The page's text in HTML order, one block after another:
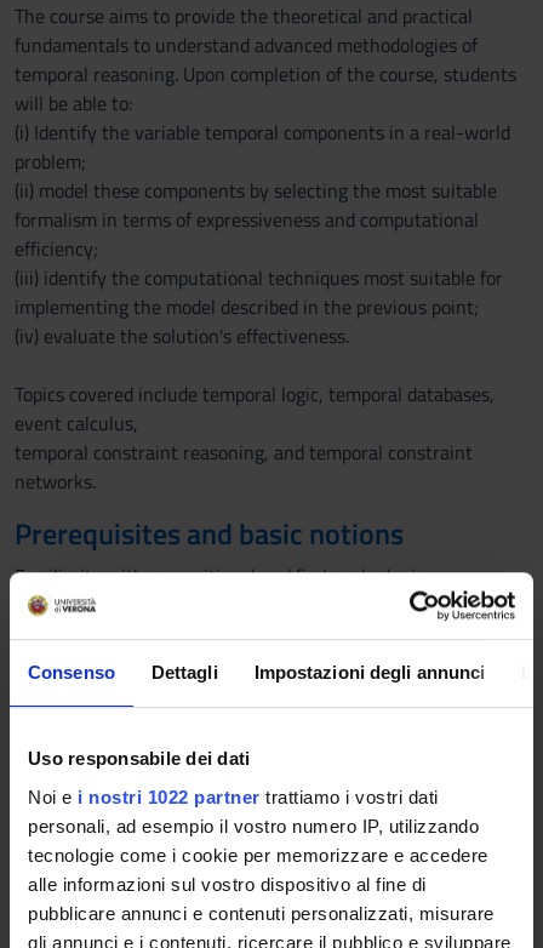
Consenso Dettagli Impostazioni degli annunci
Uso responsabile dei dati
Noi e i nostri 1022 partner trattiamo i vostri dati
personali, ad esempio il vostro numero IP, utilizzando
tecnologie come i cookie per memorizzare e accedere
alle informazioni sul vostro dispositivo al fine di
pubblicare annunci e contenuti personalizzati, misurare
gli annunci e i contenuti, ricercare il pubblico e sviluppare
The course aims to provide the theoretical and practical
fundamentals to understand advanced methodologies of
temporal reasoning. Upon completion of the course, students
will be able to:
(i) Identify the variable temporal components in a real-world
problem;
(ii) model these components by selecting the most suitable
formalism in terms of expressiveness and computational
efficiency;
(iii) identify the computational techniques most suitable for
implementing the model described in the previous point;
(iv) evaluate the solution's effectiveness.
Topics covered include temporal logic, temporal databases,
event calculus,
temporal constraint reasoning, and temporal constraint
networks.
Prerequisites and basic notions
Familiarity with propositional and first-order logic.
Some exposure to computer science and algorithm theory.
Program
Introduction to Temporal Reasoning:
- Basic concepts: time points, intervals, events;
- Time representations: points vs. intervals, discrete vs. dense
time;
Temporal Logics:
- Propositional temporal logics (e.g., CTL, CTL*, LTL);
- First-order temporal logics (e.g., TPTL);
- Model checking techniques for temporal logic;